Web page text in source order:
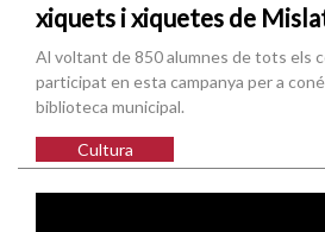
xiquets i xiquetes de
Al voltant de 850 alumnes de tots els
participat en esta campanya per a
biblioteca municipal.
Cultura